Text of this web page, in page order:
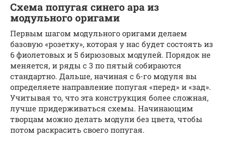
Схема попугая синего ара из
модульного оригами
Первым шагом модульного оригами делаем
базовую «розетку», которая у нас будет состоять из
6 фиолетовых и 5 бирюзовых модулей. Порядок не
меняется, и ряды с 3 по пятый собираются
стандартно. Дальше, начиная с 6-го модуля вы
определяете направление попугая «перед» и «зад».
Учитывая то, что эта конструкция более сложная,
лучше придерживаться схемы. Начинающим
творцам можно делать модули без цвета, чтобы
потом раскрасить своего попугая.